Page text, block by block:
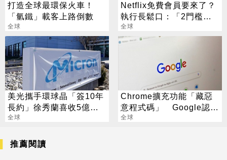
打造全球最環保火車！
「氫鐵」載客上路倒數
全球
Netflix免費會員要來了？
執行長鬆口：「2門檻」
是關鍵
全球
美光攜手環球晶「簽10年
長約」徐秀蘭喜收5億美
金大禮
全球
Chrome擴充功能「藏惡
意程式碼」 Google認
了：已下架
全球
推薦閱讀